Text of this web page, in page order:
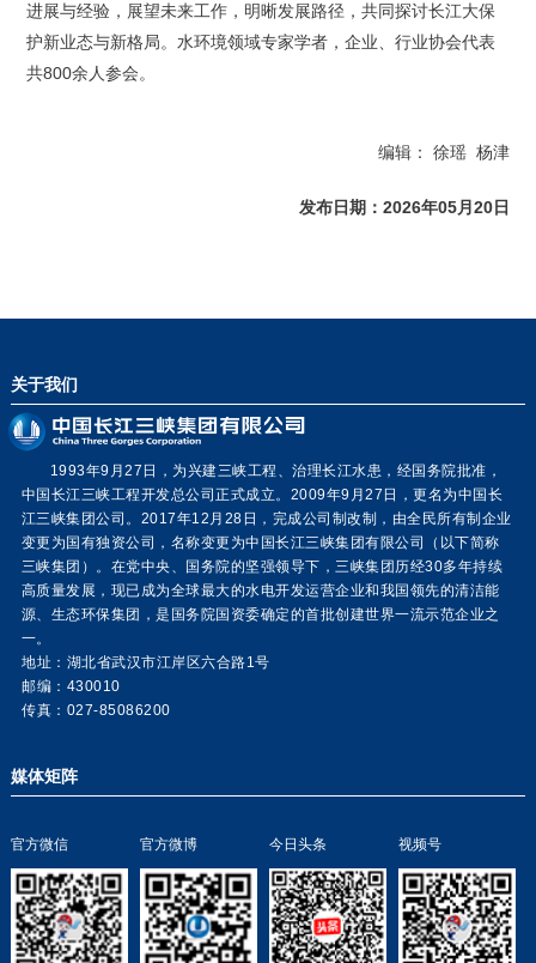
进展与经验，展望未来工作，明晰发展路径，共同探讨长江大保
护新业态与新格局。水环境领域专家学者，企业、行业协会代表
共800余人参会。
编辑： 徐瑶 杨津
发布日期：2026年05月20日
关于我们
1993年9月27日，为兴建三峡工程、治理长江水患，经国务院批准，
中国长江三峡工程开发总公司正式成立。2009年9月27日，更名为中国长
江三峡集团公司。2017年12月28日，完成公司制改制，由全民所有制企业
变更为国有独资公司，名称变更为中国长江三峡集团有限公司（以下简称
三峡集团）。在党中央、国务院的坚强领导下，三峡集团历经30多年持续
高质量发展，现已成为全球最大的水电开发运营企业和我国领先的清洁能
源、生态环保集团，是国务院国资委确定的首批创建世界一流示范企业之
一。
地址：湖北省武汉市江岸区六合路1号
邮编：430010
传真：027-85086200
媒体矩阵
官方微信 官方微博 今日头条 视频号